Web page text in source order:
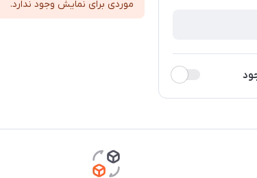
موردی برای نمایش وجود ندارد.